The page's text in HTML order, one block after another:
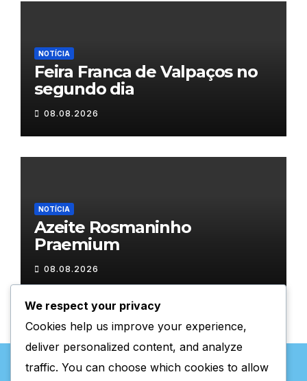
NOTÍCIA
Feira Franca de Valpaços no
segundo dia
08.08.2026
NOTÍCIA
Azeite Rosmaninho
Praemium
08.08.2026
We respect your privacy
Cookies help us improve your experience,
deliver personalized content, and analyze
traffic. You can choose which cookies to allow